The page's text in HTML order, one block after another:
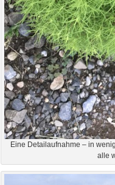
Eine Detailaufnahme – in
alle